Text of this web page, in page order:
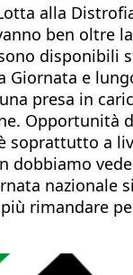
alla
ben oltre
e
presa in
Opportunità
a
rimandare